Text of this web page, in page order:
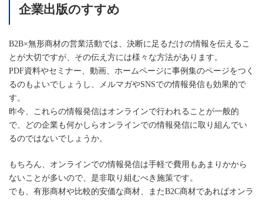
企業出版のすすめ
B2B×無形商材の営業活動では、決断に足るだけの情報を伝えるこ
とが大切ですが、その伝え方には様々な方法があります。
PDF資料やセミナー、動画、ホームページに事例集のページをつく
るのもよいでしょうし、メルマガやSNSでの情報発信も効果的で
す。
昨今、これらの情報発信はオンラインで行われることが一般的
で、どの企業も何かしらオンラインでの情報発信に取り組んでい
るのではないでしょうか。
もちろん、オンラインでの情報発信は手軽で費用もあまりかから
ないことが多いので、是非取り組むべき施策です。
でも、有形商材や比較的安価な商材、またB2C商材であればオンラ